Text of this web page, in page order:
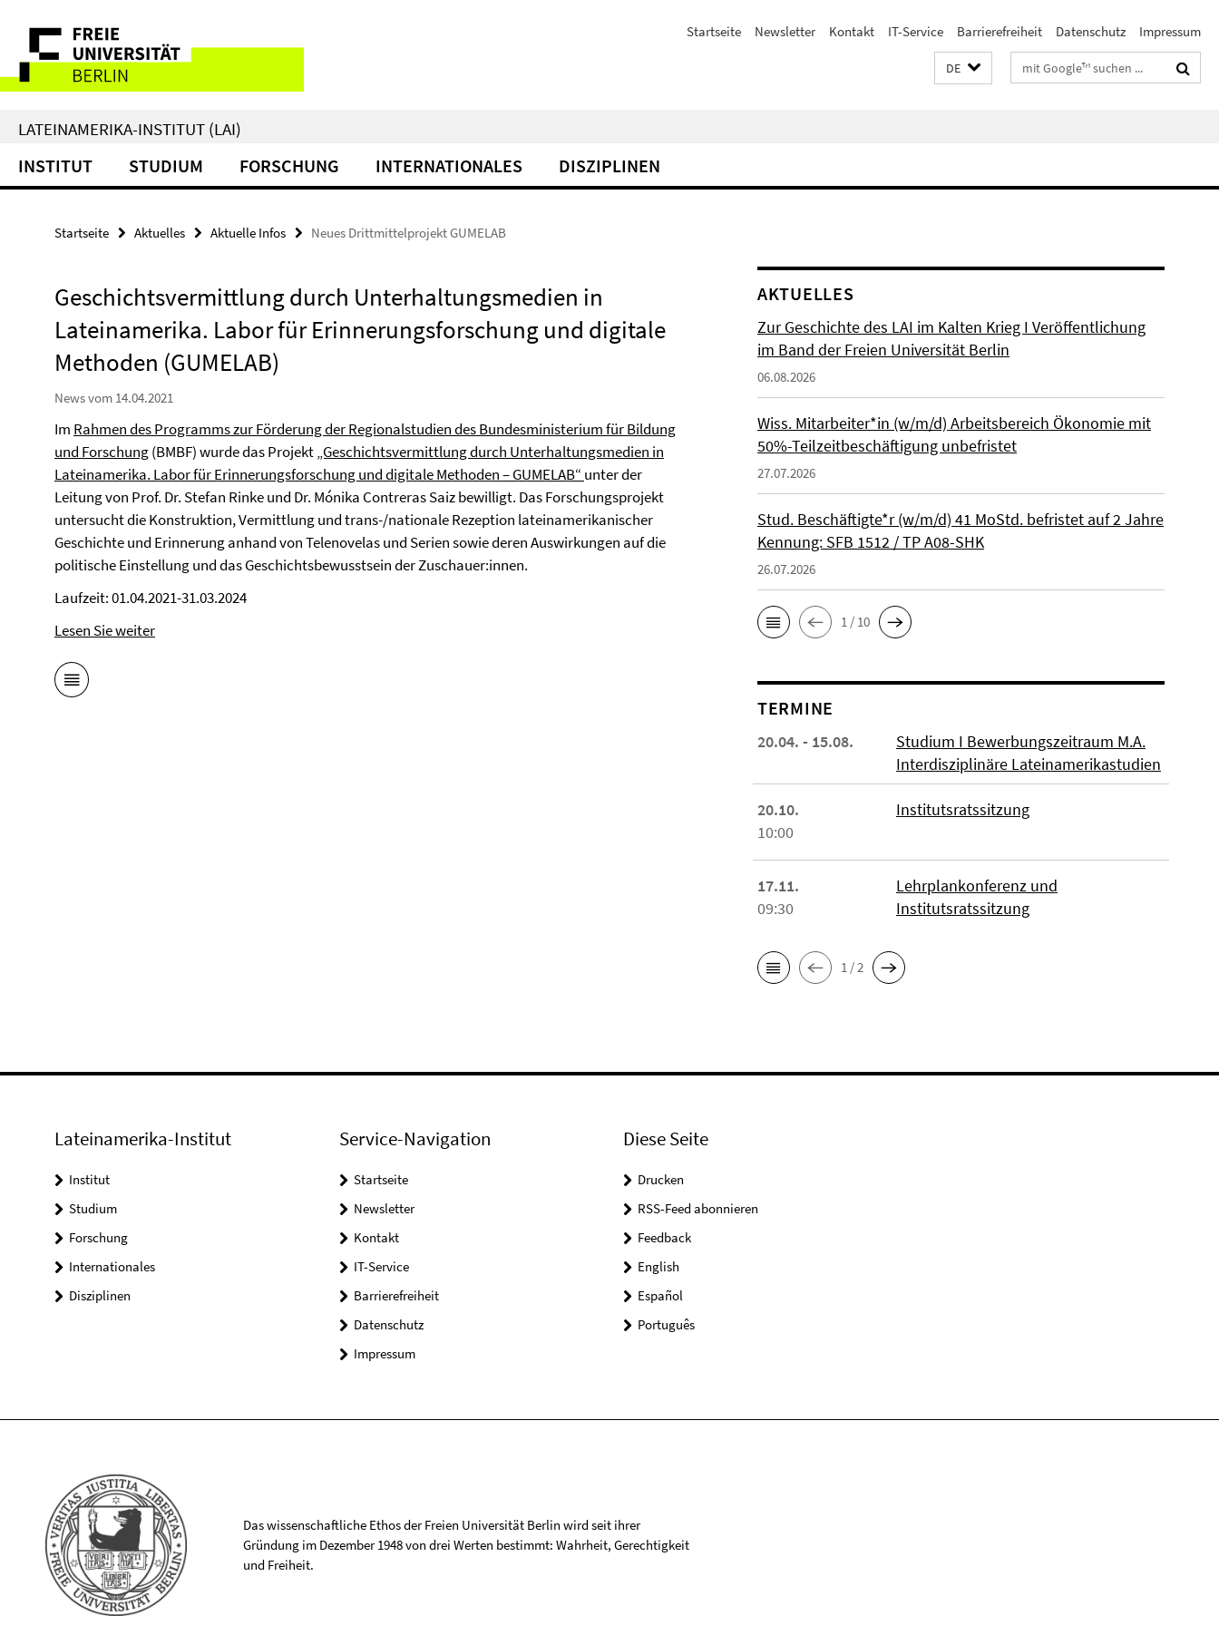
direkt
Inhalt
Service-
Navigation
Startseite Newsletter Kontakt IT-Service Barrierefreiheit Datenschutz Impressum
DE Suchbegriffe
LATEINAMERIKA-INSTITUT (LAI)
INSTITUT STUDIUM FORSCHUNG INTERNATIONALES DISZIPLINEN
Startseite Aktuelles Aktuelle Infos Neues Drittmittelprojekt GUMELAB
Geschichtsvermittlung durch Unterhaltungsmedien in
Lateinamerika. Labor für Erinnerungsforschung und digitale
Methoden (GUMELAB)
News vom 14.04.2021
Im Rahmen des Programms zur Förderung der Regionalstudien des Bundesministerium für Bildung
und Forschung(BMBF) wurde das Projekt„Geschichtsvermittlung durch Unterhaltungsmedien in
Lateinamerika. Labor für Erinnerungsforschung und digitale Methoden – GUMELAB“ unter der
Leitung von Prof. Dr. Stefan Rinke und Dr. Mónika Contreras Saiz bewilligt. Das Forschungsprojekt
untersucht die Konstruktion, Vermittlung und trans-/nationale Rezeption lateinamerikanischer
Geschichte und Erinnerung anhand von Telenovelas und Serien sowie deren Auswirkungen auf die
politische Einstellung und das Geschichtsbewusstsein der Zuschauer:innen.
Laufzeit: 01.04.2021-31.03.2024
Lesen Sie weiter
AKTUELLES
Zur Geschichte des LAI im Kalten Krieg I Veröffentlichung
im Band der Freien Universität Berlin
06.08.2026
Wiss. Mitarbeiter*in (w/m/d) Arbeitsbereich Ökonomie mit
50%-Teilzeitbeschäftigung unbefristet
27.07.2026
Stud. Beschäftigte*r (w/m/d) 41 MoStd. befristet auf 2 Jahre
Kennung: SFB 1512 / TP A08-SHK
26.07.2026
1 / 10
TERMINE
20.04. - 15.08.
Studium I Bewerbungszeitraum M.A.
Interdisziplinäre Lateinamerikastudien
20.10.
10:00
Institutsratssitzung
17.11.
09:30
Lehrplankonferenz und
Institutsratssitzung
1 / 2
Lateinamerika-Institut
Institut
Studium
Forschung
Internationales
Disziplinen
Service-Navigation
Startseite
Newsletter
Kontakt
IT-Service
Barrierefreiheit
Datenschutz
Impressum
Diese Seite
Drucken
RSS-Feed abonnieren
Feedback
English
Español
Português
Das wissenschaftliche Ethos der Freien Universität Berlin wird seit ihrer
Gründung im Dezember 1948 von drei Werten bestimmt: Wahrheit, Gerechtigkeit
und Freiheit.